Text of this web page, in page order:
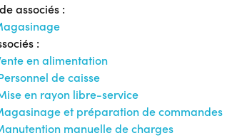
associés :
:
en alimentation
de caisse
en rayon libre-service
et préparation de commandes
manuelle de charges